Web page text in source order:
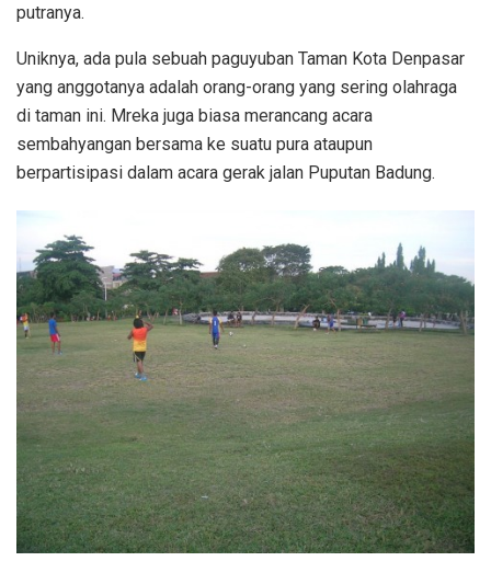
putranya.
Uniknya, ada pula sebuah paguyuban Taman Kota Denpasar
yang anggotanya adalah orang-orang yang sering olahraga
di taman ini. Mreka juga biasa merancang acara
sembahyangan bersama ke suatu pura ataupun
berpartisipasi dalam acara gerak jalan Puputan Badung.